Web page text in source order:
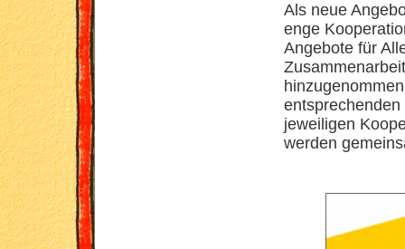
Als neue
enge
Angebote für
jeweiligen
werden